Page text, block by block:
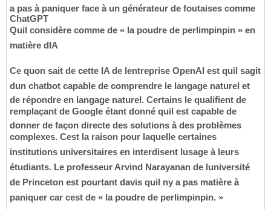
a pas à paniquer face à un générateur de foutaises comme
ChatGPT
Quil considère comme de « la poudre de perlimpinpin » en
matière dIA
Ce quon sait de cette IA de lentreprise OpenAI est quil sagit
dun chatbot capable de comprendre le langage naturel et
de répondre en langage naturel. Certains le qualifient de
remplaçant de Google étant donné quil est capable de
donner de façon directe des solutions à des problèmes
complexes. Cest la raison pour laquelle certaines
institutions universitaires en interdisent lusage à leurs
étudiants. Le professeur Arvind Narayanan de luniversité
de Princeton est pourtant davis quil ny a pas matière à
paniquer car cest de « la poudre de perlimpinpin. »